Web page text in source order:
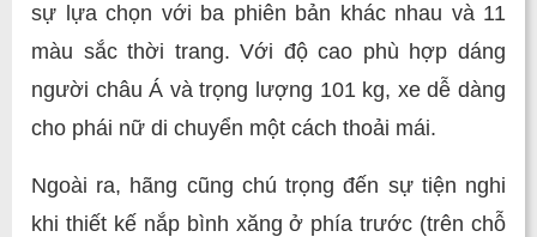
sự lựa chọn với ba phiên bản khác nhau và 11
màu sắc thời trang. Với độ cao phù hợp dáng
người châu Á và trọng lượng 101 kg, xe dễ dàng
cho phái nữ di chuyển một cách thoải mái.
Ngoài ra, hãng cũng chú trọng đến sự tiện nghi
khi thiết kế nắp bình xăng ở phía trước (trên chỗ